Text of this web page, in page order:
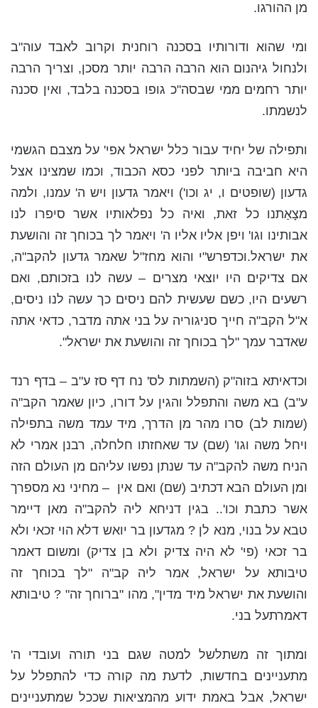
מן ההורגו.
ומי שהוא ודורותיו בסכנה רוחנית וקרוב לאבד עוה"ב
ולנחול גיהנום הוא הרבה הרבה יותר מסכן, וצריך הרבה
יותר רחמים ממי שבסה"כ גופו בסכנה בלבד, ואין סכנה
לנשמתו.
ותפילה של יחיד עבור כלל ישראל אפי' על מצבם הגשמי
היא חביבה ביותר לפני כסא הכבוד, וכמו שמצינו אצל
גדעון (שופטים ו, יג וכו') ויאמר גדעון ויש ה' עמנו, ולמה
מצָאַתנו כל זאת, ואיה כל נפלאותיו אשר סיפרו לנו
אבותינו וגו' ויפן אליו אליו ה' ויאמר לך בכוחך זה והושעת
את ישראל.וכדפרש"י והוא מחז"ל שאמר גדעון להקב"ה,
אם צדיקים היו יוצאי מצרים – עשה לנו בזכותם, ואם
רשעים היו, כשם שעשית להם ניסים כך עשה לנו ניסים,
א"ל הקב"ה חייך סניגוריה על בני אתה מדבר, כדאי אתה
שאדבר עמך "לך בכוחך זה והושעת את ישראל".
וכדאיתא בזוה"ק (השמתות לס' נח דף סז ע"ב – בדף רנד
ע"ב) בא משה והתפלל והגין על דורו, כיון שאמר הקב"ה
(שמות לב) סרו מהר מן הדרך, מיד עמד משה בתפילה
ויחל משה וגו' (שם) עד שאחזתו חלחלה, רבנן אמרי לא
הניח משה להקב"ה עד שנתן נפשו עליהם מן העולם הזה
ומן העולם הבא דכתיב (שם) ואם אין – מחיני נא מספרך
אשר כתבת וכו'.. בגין דניחא ליה להקב"ה מאן דיימר
טבא על בנוי, מנא לן ? מגדעון בר יואש דלא הוי זכאי ולא
בר זכאי (פי' לא היה צדיק ולא בן צדיק) ומשום דאמר
טיבותא על ישראל, אמר ליה קב"ה "לך בכוחך זה
והושעת את ישראל מיד מדין", מהו "ברוחך זה" ? טיבותא
דאמרתעל בני.
ומתוך זה משתלשל למטה שגם בני תורה ועובדי ה'
מתעניינים בחדשות, לדעת מה קורה כדי להתפלל על
ישראל, אבל באמת ידוע מהמציאות שככל שמתעניינים